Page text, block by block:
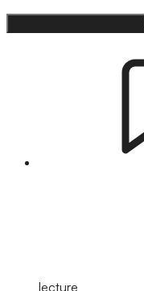
lecture